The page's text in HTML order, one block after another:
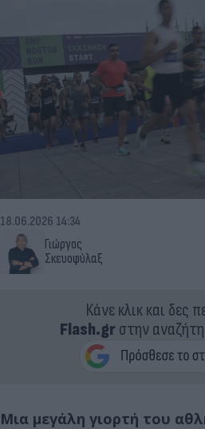
Γιώργος
Σκευοφύλαξ
18.06.2026 14:34
Κάνε κλικ και δες
Flash.grστην
Μια μεγάλη γιορτή του